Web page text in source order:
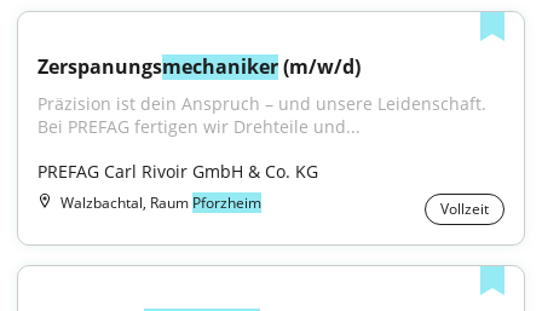
Zerspanungsmechaniker (m/w/d)
Präzision ist dein Anspruch – und unsere Leidenschaft.
Bei PREFAG fertigen wir Drehteile und...
PREFAG Carl Rivoir GmbH & Co. KG
Walzbachtal, Raum Pforzheim Vollzeit